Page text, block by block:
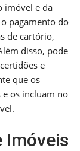
imóvel e da
pagamento do
de cartório,
disso, pode
e
que os
e os incluam no
Imóveis